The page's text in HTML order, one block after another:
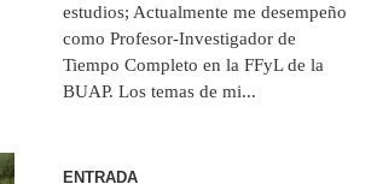
estudios; Actualmente me desempeño
como Profesor-Investigador de
Tiempo Completo en la FFyL de la
BUAP. Los temas de mi...
ENTRADA